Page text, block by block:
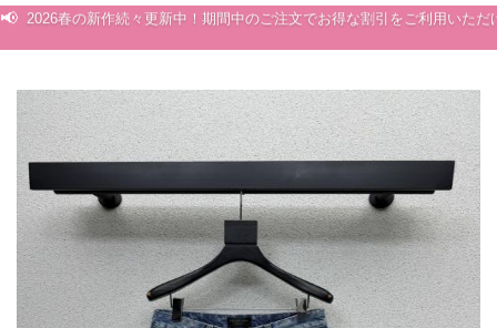
ユ
ザ
ー
登
録
グ
ン
ダ知
yoyocopys@gmail.com